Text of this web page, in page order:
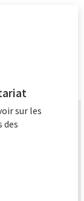
sur les
des